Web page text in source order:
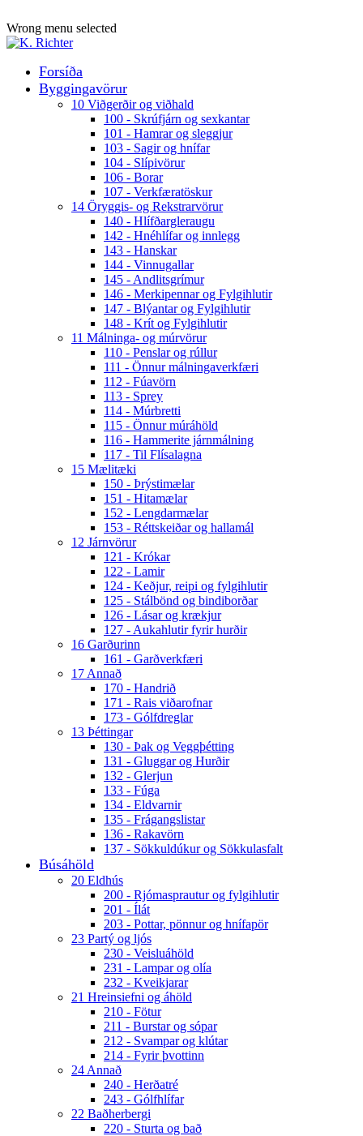
Wrong menu selected
Forsíða
Byggingavörur
10 Viðgerðir og viðhald
100 - Skrúfjárn og sexkantar
101 - Hamrar og sleggjur
103 - Sagir og hnífar
104 - Slípivörur
106 - Borar
107 - Verkfæratöskur
14 Öryggis- og Rekstrarvörur
140 - Hlífðargleraugu
142 - Hnéhlífar og innlegg
143 - Hanskar
144 - Vinnugallar
145 - Andlitsgrímur
146 - Merkipennar og Fylgihlutir
147 - Blýantar og Fylgihlutir
148 - Krít og Fylgihlutir
11 Málninga- og múrvörur
110 - Penslar og rúllur
111 - Önnur málningaverkfæri
112 - Fúavörn
113 - Sprey
114 - Múrbretti
115 - Önnur múráhöld
116 - Hammerite járnmálning
117 - Til Flísalagna
15 Mælitæki
150 - Þrýstimælar
151 - Hitamælar
152 - Lengdarmælar
153 - Réttskeiðar og hallamál
12 Járnvörur
121 - Krókar
122 - Lamir
124 - Keðjur, reipi og fylgihlutir
125 - Stálbönd og bindiborðar
126 - Lásar og krækjur
127 - Aukahlutir fyrir hurðir
16 Garðurinn
161 - Garðverkfæri
17 Annað
170 - Handrið
171 - Rais viðarofnar
173 - Gólfdreglar
13 Þéttingar
130 - Þak og Veggþétting
131 - Gluggar og Hurðir
132 - Glerjun
133 - Fúga
134 - Eldvarnir
135 - Frágangslistar
136 - Rakavörn
137 - Sökkuldúkur og Sökkulasfalt
Búsáhöld
20 Eldhús
200 - Rjómasprautur og fylgihlutir
201 - Ílát
203 - Pottar, pönnur og hnífapör
23 Partý og ljós
230 - Veisluáhöld
231 - Lampar og olía
232 - Kveikjarar
21 Hreinsiefni og áhöld
210 - Fötur
211 - Burstar og sópar
212 - Svampar og klútar
214 - Fyrir þvottinn
24 Annað
240 - Herðatré
243 - Gólfhlífar
22 Baðherbergi
220 - Sturta og bað